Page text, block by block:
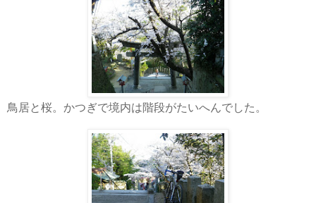
鳥居と桜。かつぎで境内は階段がたいへんでした。